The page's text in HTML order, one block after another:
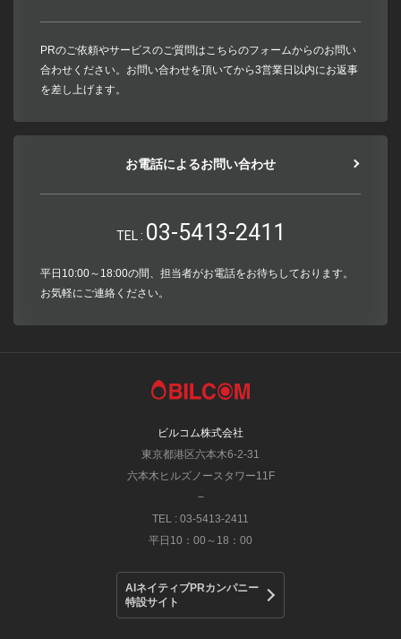
PRのご依頼やサービスのご質問はこちらのフォームからのお問い
合わせください。お問い合わせを頂いてから3営業日以内にお返事
を差し上げます。
お電話によるお問い合わせ
TEL : 03-5413-2411
平日10:00～18:00の間、担当者がお電話をお待ちしております。
お気軽にご連絡ください。
ビルコム株式会社
東京都港区六本木6-2-31
六本木ヒルズノースタワー11F
−
TEL : 03-5413-2411
平日10：00～18：00
AIネイティブPRカンパニー
特設サイト